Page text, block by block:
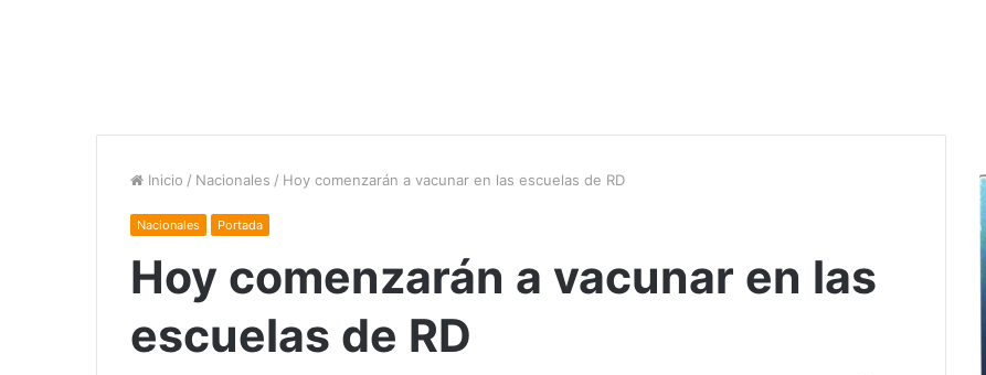
Inicio / Nacionales / Hoy comenzarán a vacunar en las escuelas de RD
Nacionales Portada
Hoy comenzarán a vacunar en las
escuelas de RD